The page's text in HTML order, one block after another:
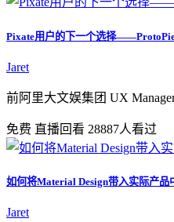
Pixate用户的下一个选择
Jaret
前阿里大文娱集团 UX
免费 直播回看 28887人看过
如何将Material Design带入实际产品
Jaret